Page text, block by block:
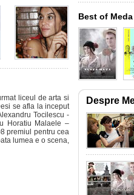
liceul de arta si
se afla la inceput
Tocilescu -
Horatiu Malaele –
premiul pentru cea
lumea e o scena,
Best of
Despre